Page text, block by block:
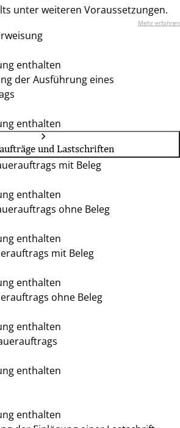
unter weiteren Voraussetzungen.
Mehr erfahren
enthalten
der Ausführung eines
enthalten
und Lastschriften
mit Beleg
enthalten
ohne Beleg
enthalten
mit Beleg
enthalten
ohne Beleg
enthalten
enthalten
enthalten